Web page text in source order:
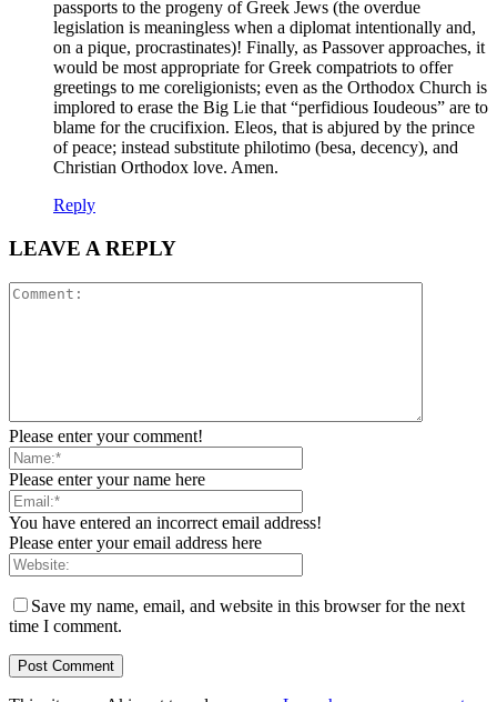
passports to the progeny of Greek Jews (the overdue
legislation is meaningless when a diplomat intentionally and,
on a pique, procrastinates)! Finally, as Passover approaches, it
would be most appropriate for Greek compatriots to offer
greetings to me coreligionists; even as the Orthodox Church is
implored to erase the Big Lie that “perfidious Ioudeous” are to
blame for the crucifixion. Eleos, that is abjured by the prince
of peace; instead substitute philotimo (besa, decency), and
Christian Orthodox love. Amen.
Reply
LEAVE A REPLY
Please enter your comment!
Please enter your name here
You have entered an incorrect email address!
Please enter your email address here
Save my name, email, and website in this browser for the next
time I comment.